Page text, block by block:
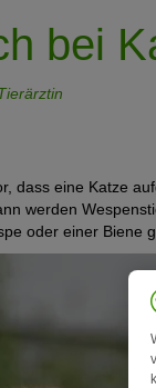
bei
dass eine Katze
werden
oder einer Biene